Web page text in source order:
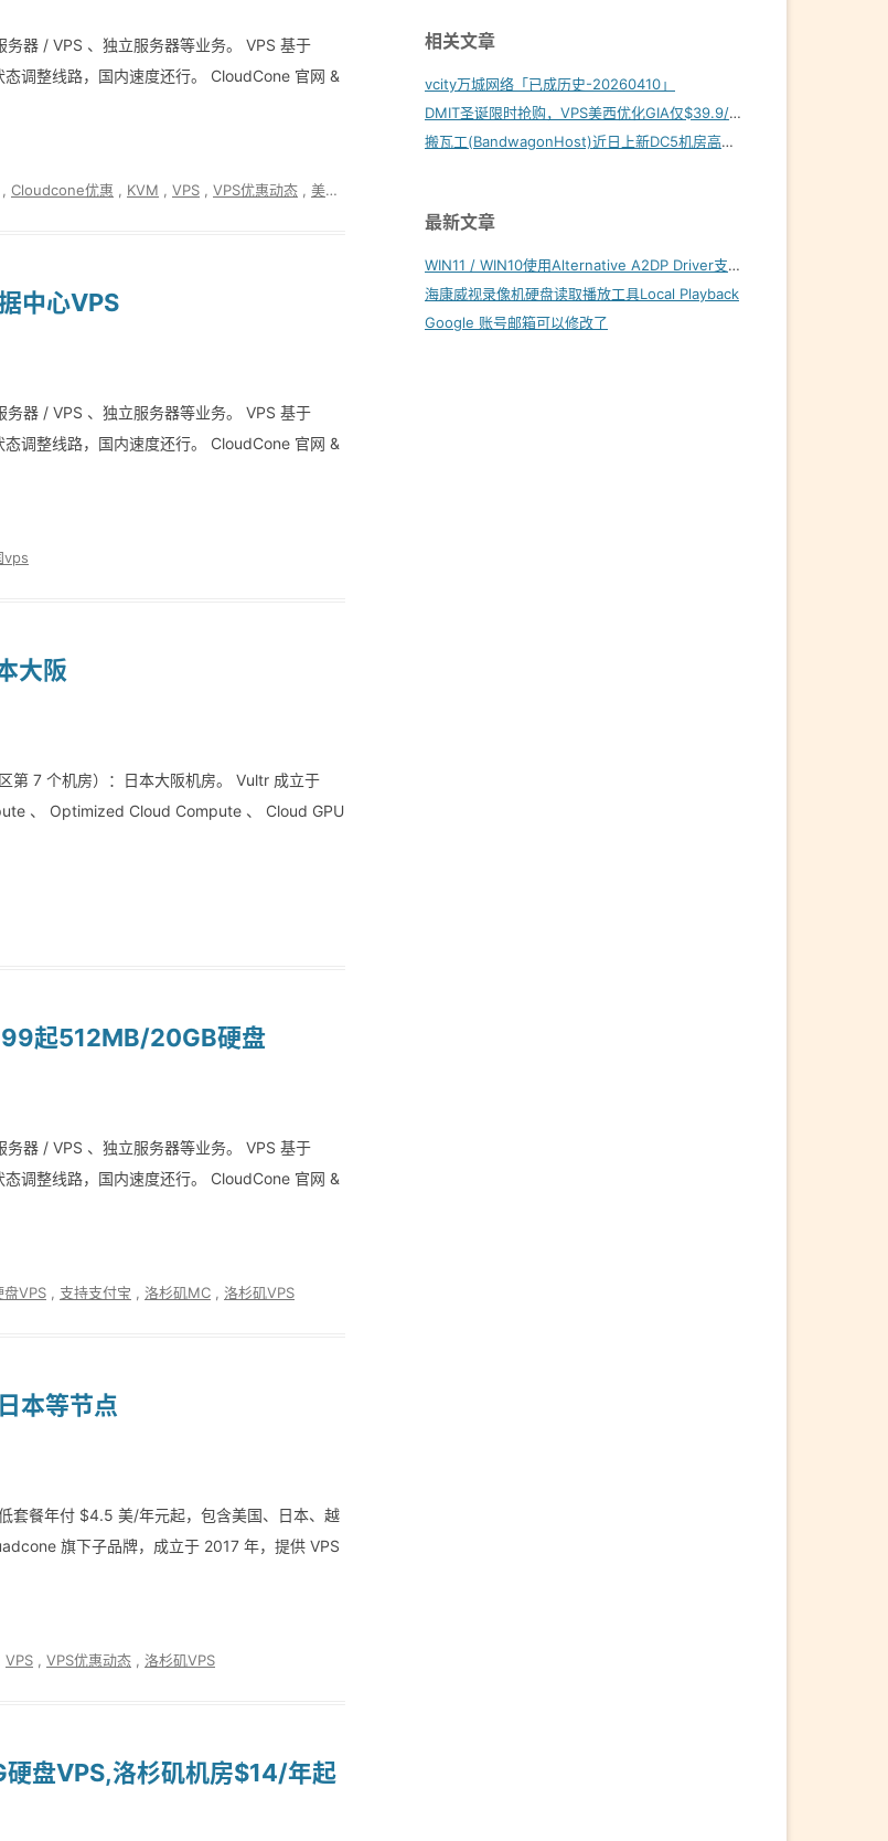
器 / VPS 、独立服务器等业务。 VPS 基于
调整线路，国内速度还行。 CloudCone 官网 &
Cloudcone优惠 KVM VPS VPS优惠动态 美国vps
中心VPS
器 / VPS 、独立服务器等业务。 VPS 基于
调整线路，国内速度还行。 CloudCone 官网 &
vps
大阪
第 7 个机房）：日本大阪机房。 Vultr 成立于
、 Optimized Cloud Compute 、 Cloud GPU
起512MB/20GB硬盘
器 / VPS 、独立服务器等业务。 VPS 基于
调整线路，国内速度还行。 CloudCone 官网 &
盘VPS 支持支付宝 洛杉矶MC 洛杉矶VPS
本等节点
套餐年付 $4.5 美/年元起，包含美国、日本、越
旗下子品牌，成立于 2017 年，提供 VPS
VPS VPS优惠动态 洛杉矶VPS
盘VPS,洛杉矶机房$14/年起
相关文章
vcity万城网络「已成历史-20260410」
DMIT圣诞限时抢购，VPS美西优化GIA仅$39.9/年！
搬瓦工(BandwagonHost)近日上新DC5机房高端线路
最新文章
WIN11 / WIN10使用Alternative A2DP Driver支持LDAC
海康威视录像机硬盘读取播放工具Local Playback
Google 账号邮箱可以修改了